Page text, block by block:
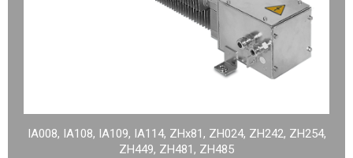
IA008, IA108, IA109, IA114, ZHx81, ZH024, ZH242, ZH254,
ZH449, ZH481, ZH485